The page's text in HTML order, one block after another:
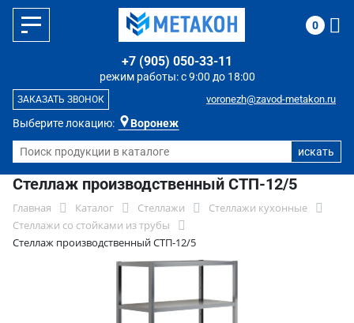
Выберите локацию: Воронеж
режим работы: с 9:00 до 18:00
+7 (905) 050-33-11
voronezh@zavod-metakon.ru
ЗАКАЗАТЬ ЗВОНОК
0
Стеллаж производственный СТП-12/5
Главная Каталог Стеллажи
Стеллажи кухонные
Стеллажи со стойками из трубы
Стеллаж производственный СТП-12/5